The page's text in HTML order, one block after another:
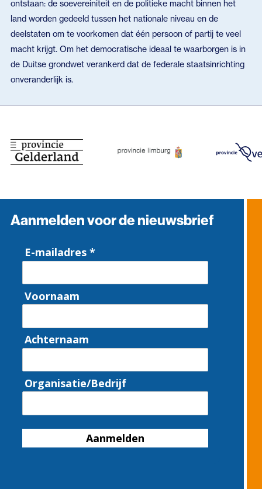
ontstaan: de soevereiniteit en de politieke macht binnen het
land worden gedeeld tussen het nationale niveau en de
deelstaten om te voorkomen dat één persoon of partij te veel
macht krijgt. Om het democratische ideaal te waarborgen is in
de Duitse grondwet verankerd dat de federale staatsinrichting
onveranderlijk is.
Aanmelden voor de nieuwsbrief
E-mailadres *
Voornaam
Achternaam
Organisatie/Bedrijf
Aanmelden